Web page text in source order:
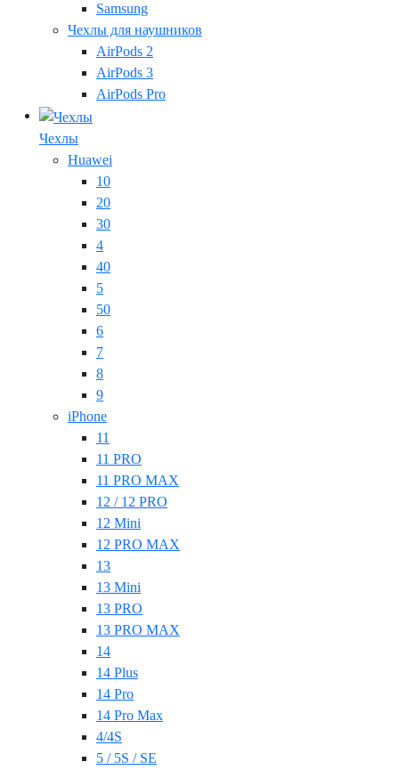
Samsung
Чехлы для наушников
AirPods 2
AirPods 3
AirPods Pro
Чехлы
Huawei
10
20
30
4
40
5
50
6
7
8
9
iPhone
11
11 PRO
11 PRO MAX
12 / 12 PRO
12 Mini
12 PRO MAX
13
13 Mini
13 PRO
13 PRO MAX
14
14 Plus
14 Pro
14 Pro Max
4/4S
5 / 5S / SE